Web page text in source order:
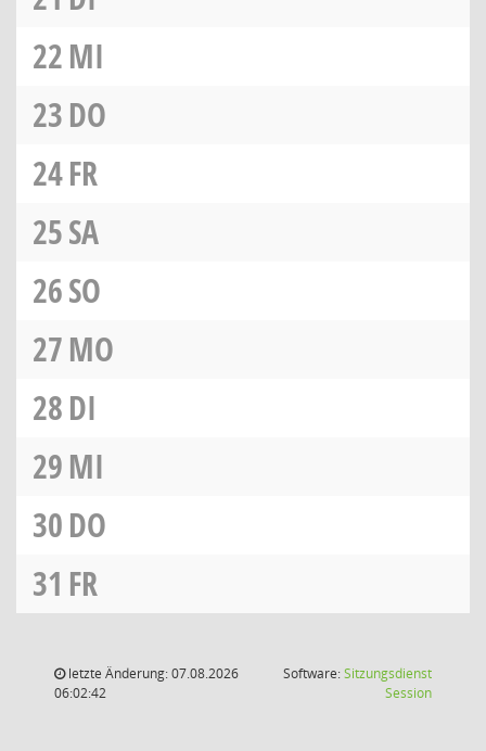
22MI
23DO
24FR
25SA
26SO
27MO
28DI
29MI
30DO
31 FR
letzte Änderung: 07.08.2026
06:02:42
Software:Sitzungsdienst
Session(Wird in